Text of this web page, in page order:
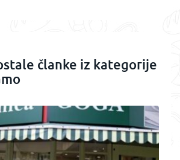
članke iz kategorije